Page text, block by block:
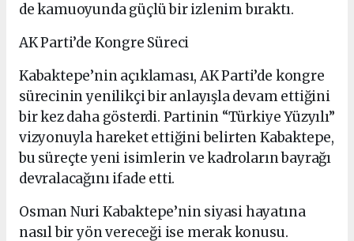
de kamuoyunda güçlü bir izlenim bıraktı.
AK Parti’de Kongre Süreci
Kabaktepe’nin açıklaması, AK Parti’de kongre
sürecinin yenilikçi bir anlayışla devam ettiğini
bir kez daha gösterdi. Partinin “Türkiye Yüzyılı”
vizyonuyla hareket ettiğini belirten Kabaktepe,
bu süreçte yeni isimlerin ve kadroların bayrağı
devralacağını ifade etti.
Osman Nuri Kabaktepe’nin siyasi hayatına
nasıl bir yön vereceği ise merak konusu.